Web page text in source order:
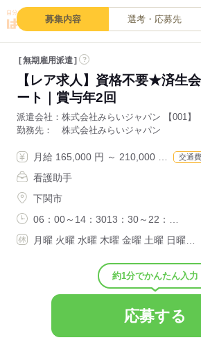
募集内容 選考・応募先
無期雇用派遣 ?
【レア求人】資格不要★済生
ート｜賞与年2回
派遣会社
株式会社みらいジャパン 【001】
勤務先
株式会社みらいジャパン
月給 165,000 円 ～ 210,000 … 交通
看護助手
下関市
06：00～14：3013：30～22：…
月曜 火曜 水曜 木曜 金曜 土曜 日曜…
約1分でかんたん入力
応募する